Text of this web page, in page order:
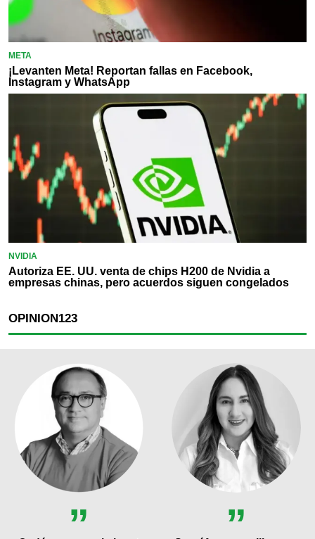
META
¡Levanten Meta! Reportan fallas en Facebook,
Instagram y WhatsApp
NVIDIA
Autoriza EE. UU. venta de chips H200 de Nvidia a
empresas chinas, pero acuerdos siguen congelados
OPINION 123
” ”